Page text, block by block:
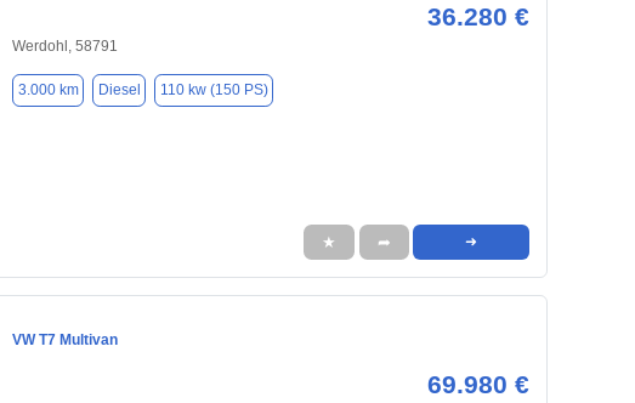
36.280 €
Werdohl, 58791
3.000 km Diesel 110 kw (150 PS)
★ ➦ ➜
VW T7 Multivan
69.980 €